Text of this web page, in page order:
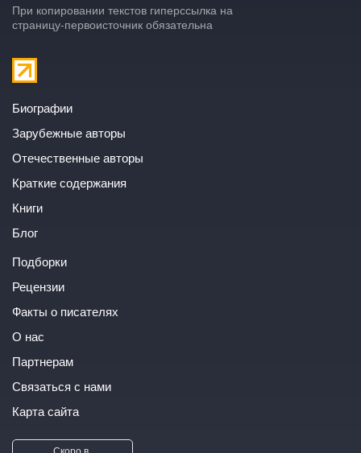
При копировании текстов гиперссылка на
страницу-первоисточник обязательна
Биографии
Зарубежные авторы
Отечественные авторы
Краткие содержания
Книги
Блог
Подборки
Рецензии
Факты о писателях
О нас
Партнерам
Связаться с нами
Карта сайта
Скоро в